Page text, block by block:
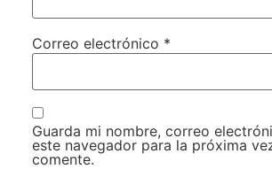
Correo electrónico *
Guarda mi nombre, correo
este navegador para la próxima
comente.